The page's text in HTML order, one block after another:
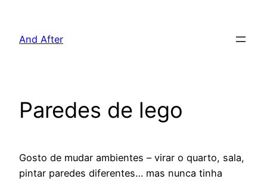
And After
Paredes de lego
Gosto de mudar ambientes – virar o quarto, sala,
pintar paredes diferentes… mas nunca tinha